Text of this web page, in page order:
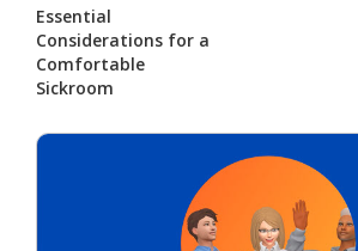
Essential
Considerations for a
Comfortable
Sickroom